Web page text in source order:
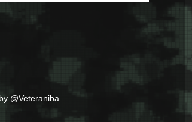
@Veteraniba